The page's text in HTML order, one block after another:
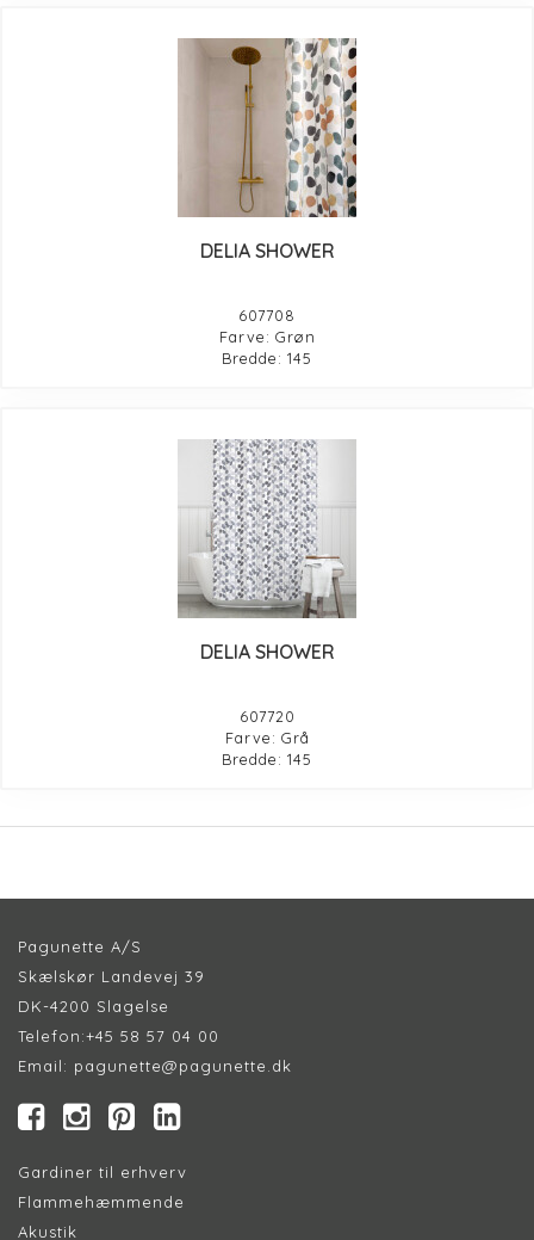
DELIA SHOWER
607708
Farve: Grøn
Bredde: 145
DELIA SHOWER
607720
Farve: Grå
Bredde: 145
Pagunette A/S
Skælskør Landevej 39
DK-4200 Slagelse
Telefon:+45 58 57 04 00
Email: pagunette@pagunette.dk
Gardiner til erhverv
Flammehæmmende
Akustik